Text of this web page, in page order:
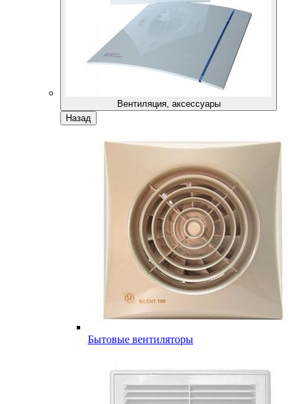
Вентиляция, аксессуары
Назад
Бытовые вентиляторы